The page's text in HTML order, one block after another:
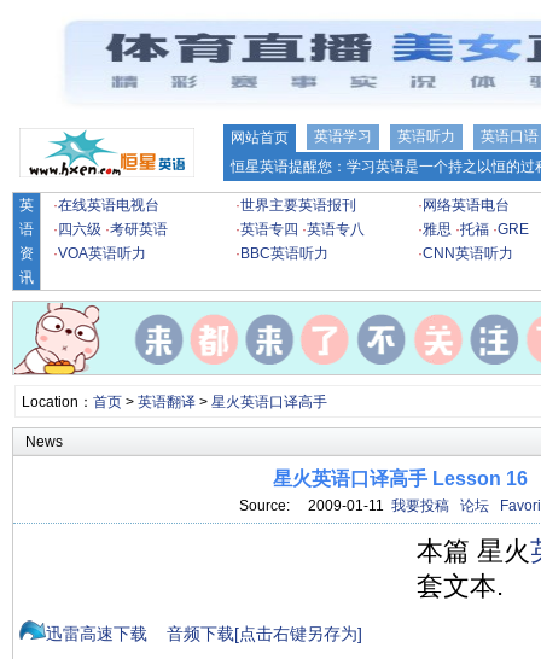
网站首页 英语学习 英语听力
英语口语
恒星英语提醒您：学习英语是一个持之以恒的
英
语
资
讯
·在线英语电视台 ·世界主要英语报刊 · 网络英语电台
· 四六级 ·考研英语 ·英语专四 ·英语专八 ·雅思 ·托福 ·GRE
·VOA英语听力 · BBC英语听力 ·CNN英语听力
Location： 首页> 英语翻译> 星火英语口译高手
News
星火英语口译高手 Lesson 16
Source: 2009-01-11 我要投稿 论坛
迅雷高速下载 音频下载[点击右键另存为]
本篇 星火
套文本.